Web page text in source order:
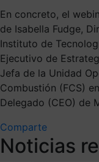
En concreto, el
de Isabella Fudge,
Instituto de
Ejecutivo de
Jefa de la Unidad
Combustión (FCS)
Delegado (CEO) de
Comparte
Noticias